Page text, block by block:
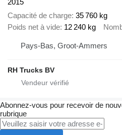
2015
Capacité de charge 35 760 kg
Poids net à vide 12 240 kg
Pays-Bas, Groot-Ammers
RH Trucks BV
Abonnez-vous pour recevoir de
rubrique